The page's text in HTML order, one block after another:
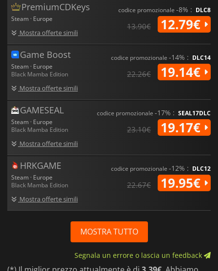
PremiumCDKeys
Steam · Europe
Mostra offerte simili
codice promozionale -8% : DLC8
13.90€ 12.79€
Game Boost
Steam · Europe
Black Mamba Edition
Mostra offerte simili
codice promozionale -14% : DLC14
22.26€ 19.14€
GAMESEAL
Steam · Europe
Black Mamba Edition
Mostra offerte simili
codice promozionale -17% : SEAL17DLC
23.10€ 19.17€
HRKGAME
Steam · Europe
Black Mamba Edition
Mostra offerte simili
codice promozionale -12% : DLC12
22.67€ 19.95€
MOSTRA TUTTO
Segnala un errore o lascia un feedback